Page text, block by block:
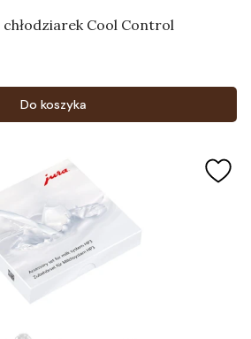
Cool Control
Do koszyka